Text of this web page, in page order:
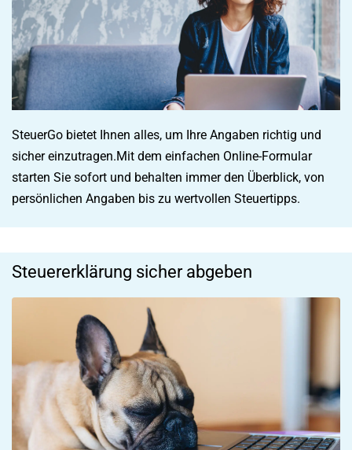
SteuerGo bietet Ihnen alles, um Ihre Angaben richtig und
sicher einzutragen.Mit dem einfachen Online-Formular
starten Sie sofort und behalten immer den Überblick, von
persönlichen Angaben bis zu wertvollen Steuertipps.
Steuererklärung sicher abgeben